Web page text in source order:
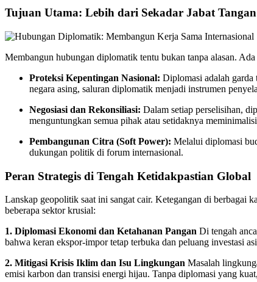
Tujuan Utama: Lebih dari Sekadar Jabat Tangan
Membangun hubungan diplomatik tentu bukan tanpa alasan.
Proteksi Kepentingan Nasional: Diplomasi adalah
negara asing, saluran diplomatik menjadi instrumen
Negosiasi dan Rekonsiliasi: Dalam setiap perselisihan,
menguntungkan semua pihak atau setidaknya
Pembangunan Citra (Soft Power): Melalui diplomasi
dukungan politik di forum internasional.
Peran Strategis di Tengah Ketidakpastian Global
Lanskap geopolitik saat ini sangat cair. Ketegangan di berbagai
beberapa sektor krusial:
1. Diplomasi Ekonomi dan Ketahanan Pangan Di tengah
bahwa keran ekspor-impor tetap terbuka dan peluang investasi
2. Mitigasi Krisis Iklim dan Isu Lingkungan Masalah
emisi karbon dan transisi energi hijau. Tanpa diplomasi yang